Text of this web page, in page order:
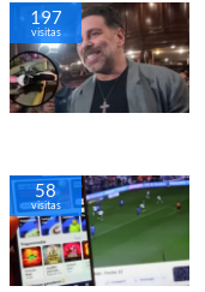
197
visitas
58
visitas